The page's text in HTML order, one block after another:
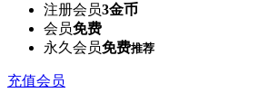
注册会员3金币
会员免费
永久会员免费推荐
充值会员